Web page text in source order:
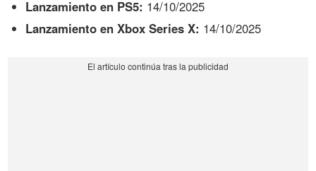
Lanzamiento en PS5: 14/10/2025
Lanzamiento en Xbox Series X: 14/10/2025